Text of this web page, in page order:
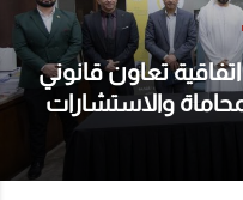
اتفاقية تعاون قانوني
والاستشارات